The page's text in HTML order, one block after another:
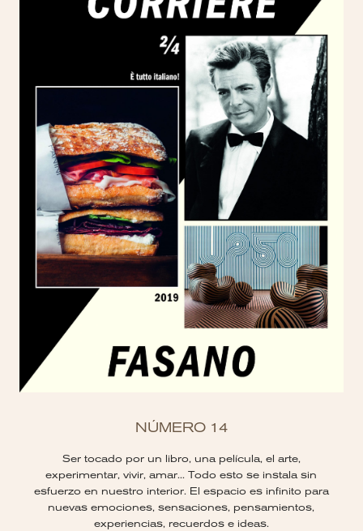
NÚMERO 14
Ser tocado por un libro, una película, el arte,
experimentar, vivir, amar... Todo esto se instala sin
esfuerzo en nuestro interior. El espacio es infinito para
nuevas emociones, sensaciones, pensamientos,
experiencias, recuerdos e ideas.